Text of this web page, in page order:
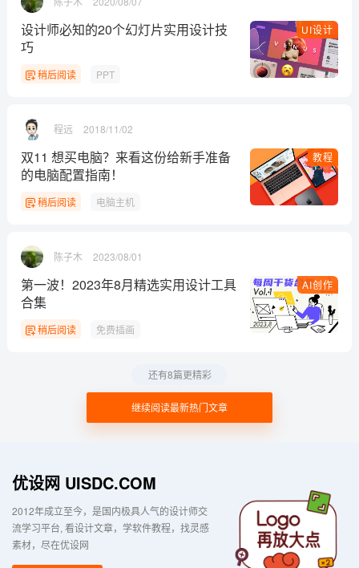
UI设计
设计师必知的20个幻灯片实用设计技
巧
稍后阅读 PPT
程远 2018/11/02
教程
双11 想买电脑？来看这份给新手准备
的电脑配置指南！
稍后阅读 电脑主机
陈子木 2023/08/01
AI创作
第一波！2023年8月精选实用设计工具
合集
稍后阅读 免费插画
继续阅读最新热门文章
还有8篇更精彩
优设网 UISDC.COM
2012年成立至今，是国内极具人气的设计师交
流学习平台 看设计文章，学软件教程，找灵感
素材，尽在优设网